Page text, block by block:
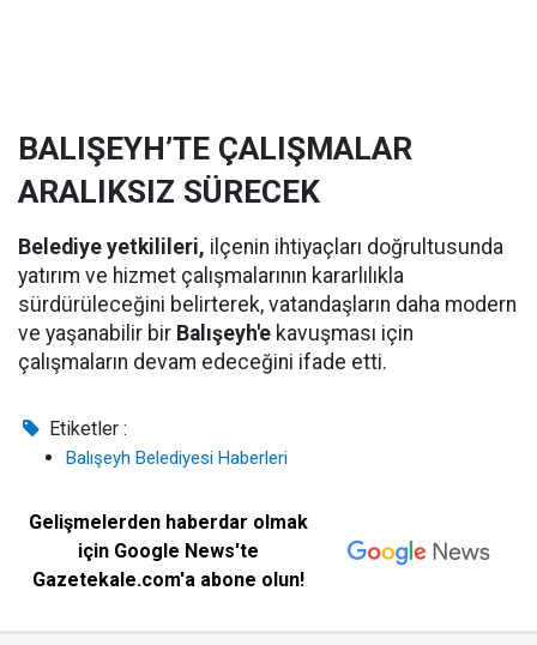
BALIŞEYH’TE ÇALIŞMALAR
ARALIKSIZ SÜRECEK
Belediye yetkilileri, ilçenin ihtiyaçları doğrultusunda
yatırım ve hizmet çalışmalarının kararlılıkla
sürdürüleceğini belirterek, vatandaşların daha modern
ve yaşanabilir bir Balışeyh'e kavuşması için
çalışmaların devam edeceğini ifade etti.
Etiketler :
Balışeyh Belediyesi Haberleri
Gelişmelerden haberdar olmak
için Google News'te
Gazetekale.com'a abone olun!